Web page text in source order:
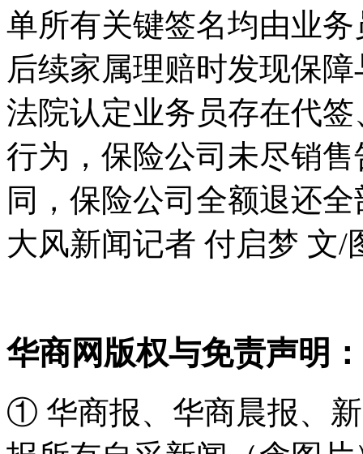
单所有关键签名均由业
后续家属理赔时发现保
法院认定业务员存在代
行为，保险公司未尽销
同，保险公司全额退还
大风新闻记者 付启梦 文/
华商网版权与免责声明：
① 华商报、华商晨报、